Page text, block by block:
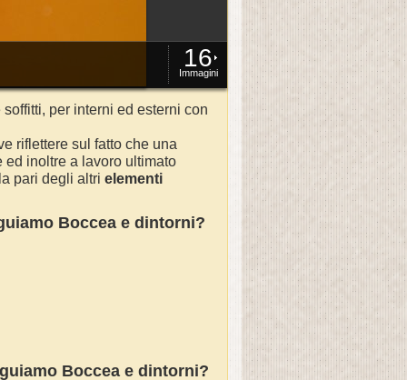
16
Immagini
per interni ed esterni con
riflettere sul fatto che una
inoltre a lavoro ultimato
pari degli altri elementi
Boccea e dintorni?
Boccea e dintorni?